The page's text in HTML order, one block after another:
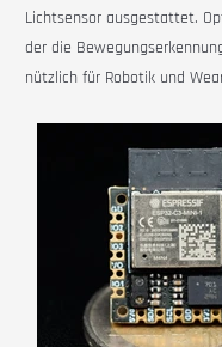
Lichtsensor ausgestattet.
der die
nützlich für Robotik und